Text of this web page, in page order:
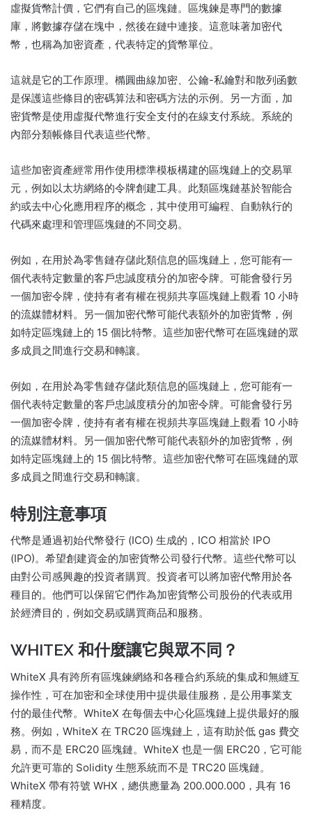
虛擬貨幣計價，它們有自己的區塊鏈。 區塊鍊是專門的數據
庫，將數據存儲在塊中，然後在鏈中連接。 這意味著加密代
幣，也稱為加密資產，代表特定的貨幣單位。
這就是它的工作原理。 橢圓曲線加密、公鑰-私鑰對和散列函數
是保護這些條目的密碼算法和密碼方法的示例。
另一方面，加
密貨幣是使用虛擬代幣進行安全支付的在線支付系統。 系統的
內部分類帳條目代表這些代幣。
這些加密資產經常用作使用標準模板構建的區塊鏈上的交易單
元，例如以太坊網絡的令牌創建工具。 此類區塊鏈基於智能合
約或去中心化應用程序的概念，其中使用可編程、自動執行的
代碼來處理和管理區塊鏈的不同交易。
例如，在用於為零售鏈存儲此類信息的區塊鏈上，您可能有一
個代表特定數量的客戶忠誠度積分的加密令牌。 可能會發行另
一個加密令牌，使持有者有權在視頻共享區塊鏈上觀看 10 小時
的流媒體材料。
另一個加密代幣可能代表額外的加密貨幣，例
如特定區塊鏈上的 15 個比特幣。 這些加密代幣可在區塊鏈的眾
多成員之間進行交易和轉讓。
例如，在用於為零售鏈存儲此類信息的區塊鏈上，您可能有一
個代表特定數量的客戶忠誠度積分的加密令牌。 可能會發行另
一個加密令牌，使持有者有權在視頻共享區塊鏈上觀看 10 小時
的流媒體材料。
另一個加密代幣可能代表額外的加密貨幣，例
如特定區塊鏈上的 15 個比特幣。 這些加密代幣可在區塊鏈的眾
多成員之間進行交易和轉讓。
特別注意事項
代幣是通過初始代幣發行 (ICO) 生成的，ICO 相當於 IPO
(IPO)。 希望創建資金的加密貨幣公司發行代幣。 這些代幣可以
由對公司感興趣的投資者購買。 投資者可以將加密代幣用於各
種目的。 他們可以保留它們作為加密貨幣公司股份的代表或用
於經濟目的，例如交易或購買商品和服務。
WHITEX 和什麼讓它與眾不同？
WhiteX 具有跨所有區塊鍊網絡和各種合約系統的集成和無縫互
操作性，可在加密和全球使用中提供最佳服務，是公用事業支
付的最佳代幣。 WhiteX 在每個去中心化區塊鏈上提供最好的服
務。 例如，WhiteX 在 TRC20 區塊鏈上，這有助於低 gas 費交
易，而不是 ERC20 區塊鏈。 WhiteX 也是一個 ERC20，它可能
允許更可靠的 Solidity 生態系統而不是 TRC20 區塊鏈。
WhiteX 帶有符號 WHX，總供應量為 200.000.000，具有 16
種精度。